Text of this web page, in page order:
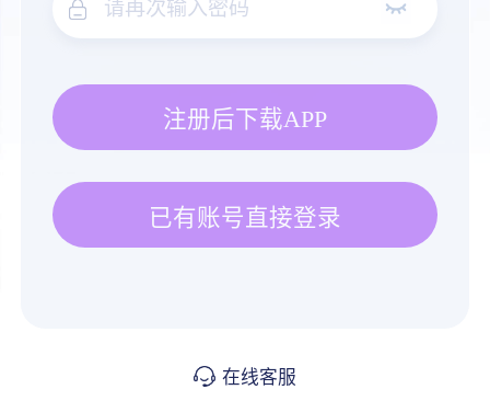
注册后下载APP
已有账号直接登录
在线客服